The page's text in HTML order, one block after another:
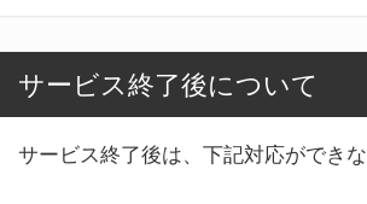
サービス終了後について
サービス終了後は、下記対応ができな